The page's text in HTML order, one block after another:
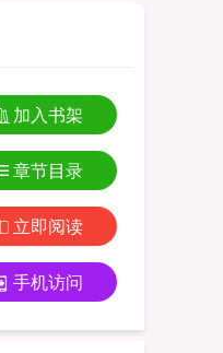
加入书架
章节目录
立即阅读
手机访问